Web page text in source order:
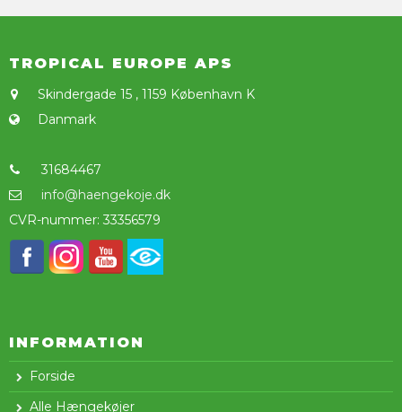
TROPICAL EUROPE APS
Skindergade 15 , 1159 København K
Danmark
31684467
info@haengekoje.dk
CVR-nummer: 33356579
INFORMATION
Forside
Alle Hængekøjer